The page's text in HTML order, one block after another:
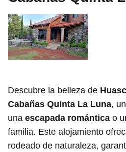
Descubre la belleza de
Cabañas Quinta La Luna,
una escapada romántica o
familia. Este alojamiento
rodeado de naturaleza,